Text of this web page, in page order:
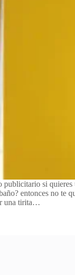
publicitario si quieres
entonces no te
una tirita…